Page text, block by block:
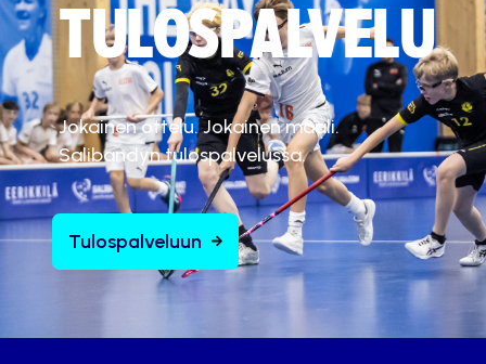
TULOSPALVELU
Jokainen ottelu. Jokainen maali.
Salibandyn tulospalvelussa.
Tulospalveluun